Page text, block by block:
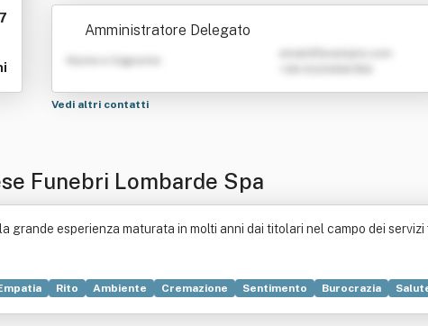
Spa
Amministratore Delegato
Nome e Cognome
Vedi altri contatti
Funebri Lombarde Spa
grande esperienza maturata in molti anni dai titolari nel campo dei
Rito Ambiente Cremazione Sentimento Burocrazia